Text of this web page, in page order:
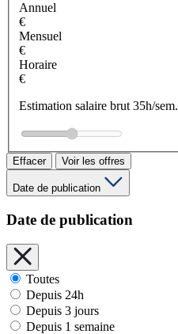
Annuel
€
Mensuel
€
Horaire
€
Estimation salaire brut 35h/sem.
Effacer Voir les offres
Date de publication
Date de publication
Toutes
Depuis 24h
Depuis 3 jours
Depuis 1 semaine